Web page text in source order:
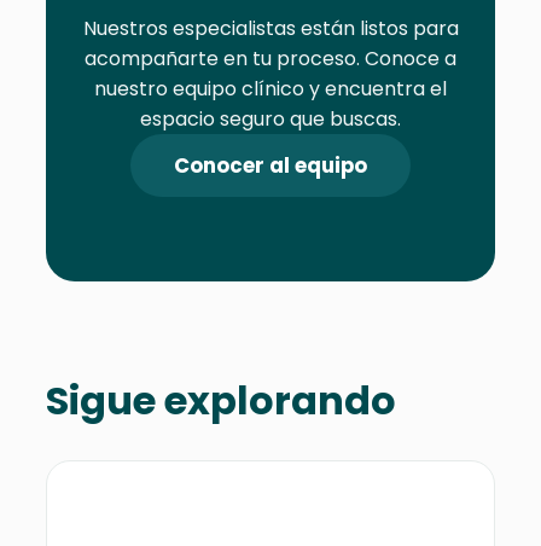
Nuestros especialistas están listos para
acompañarte en tu proceso. Conoce a
nuestro equipo clínico y encuentra el
espacio seguro que buscas.
Conocer al equipo
Sigue explorando